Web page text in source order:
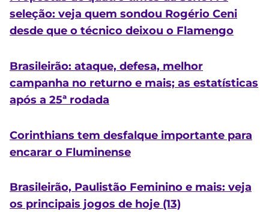
seleção: veja quem sondou Rogério Ceni
desde que o técnico deixou o Flamengo
Brasileirão: ataque, defesa, melhor
campanha no returno e mais; as estatísticas
após a 25ª rodada
Corinthians tem desfalque importante para
encarar o Fluminense
Brasileirão, Paulistão Feminino e mais: veja
os principais jogos de hoje (13)